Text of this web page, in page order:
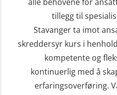
Kombi Søk og
repetisjonskurs
(ABSBLE010)
Kondisjonstest
Ledertrening i
sliskebåt (MSE116)
STCW
sjøfolk på mindre
(MBSBLE003)
STCW
tillegg til
Stavanger ta imot
skreddersyr kurs i
kompetente og
kontinuerlig med å
erfaringsoverføring.